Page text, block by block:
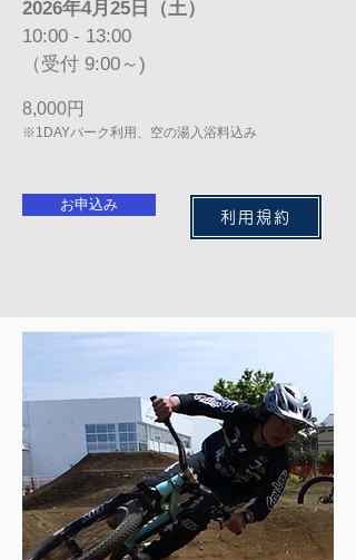
2026年4月25日（土）
10:00 - 13:00
​（受付 9:00～)
8,000円
※1DAYパーク利用、空の湯入浴料込み
お申込み
利用規約